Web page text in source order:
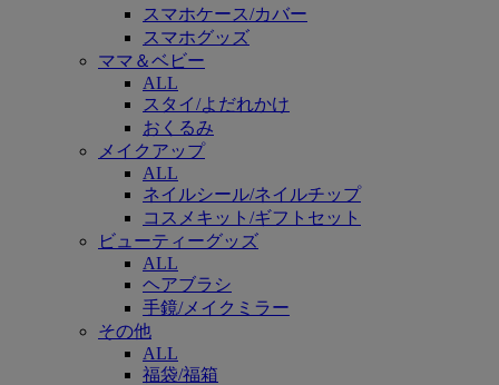
スマホケース/カバー
スマホグッズ
ママ＆ベビー
ALL
スタイ/よだれかけ
おくるみ
メイクアップ
ALL
ネイルシール/ネイルチップ
コスメキット/ギフトセット
ビューティーグッズ
ALL
ヘアブラシ
手鏡/メイクミラー
その他
ALL
福袋/福箱